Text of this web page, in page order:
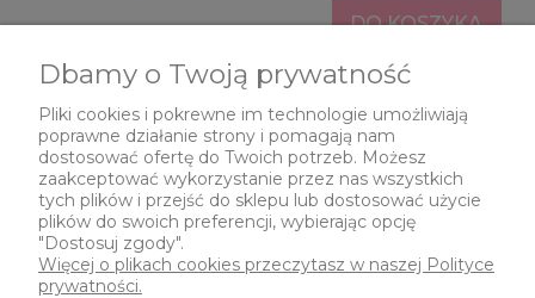
DO KOSZYKA
1 2 3
Dbamy o Twoją prywatność
Pliki cookies i pokrewne im technologie umożliwiają
poprawne działanie strony i pomagają nam
dostosować ofertę do Twoich potrzeb. Możesz
zaakceptować wykorzystanie przez nas wszystkich
tych plików i przejść do sklepu lub dostosować użycie
plików do swoich preferencji, wybierając opcję
"Dostosuj zgody".
Więcej o plikach cookies przeczytasz w naszej Polityce
prywatności.